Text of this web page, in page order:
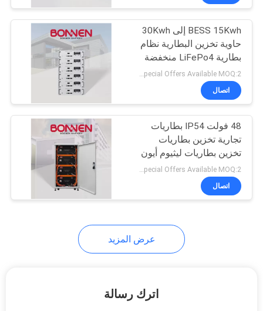
BESS 15Kwh إلى 30Kwh
حاوية تخزين البطارية نظام
بطارية LiFePo4 منخفضة
الجهد
اتصال
48 فولت IP54 بطاريات
تجارية تخزين بطاريات
تخزين بطاريات ليثيوم أيون
للطاقة الشمسية
اتصال
عرض المزيد
اترك رسالة